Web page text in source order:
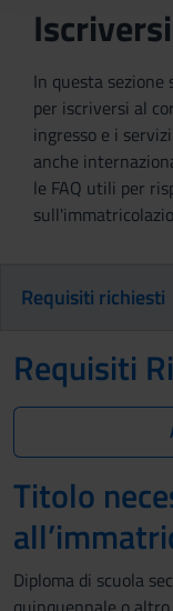
Iscriversi
In questa
per iscriversi al
ingresso e i
anche
le FAQ utili per
Requisiti richiesti
Requisiti
Titolo
Diploma di scuola